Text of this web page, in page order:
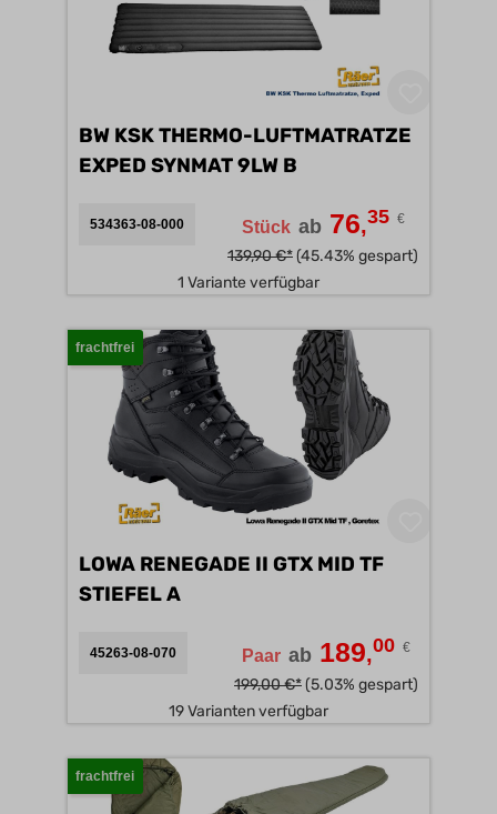
BW KSK THERMO-LUFTMATRATZE
EXPED SYNMAT 9LW B
534363-08-000 Stück ab 76,35 €
139,90 €*(45.43% gespart)
1 Variante verfügbar
frachtfrei
LOWA RENEGADE II GTX MID TF
STIEFEL A
45263-08-070 Paar ab 189,00 €
199,00 €*(5.03% gespart)
19 Varianten verfügbar
frachtfrei